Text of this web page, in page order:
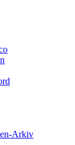
Arkiv